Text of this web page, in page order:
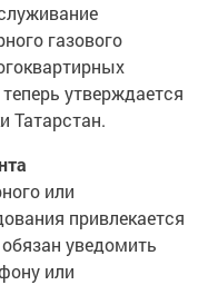
газового
утверждается
Татарстан.
или
привлекается
уведомить
или